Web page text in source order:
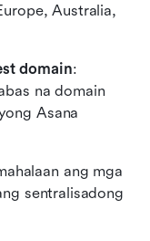
Australia,
domain:
na domain
Asana
ang mga
sentralisadong